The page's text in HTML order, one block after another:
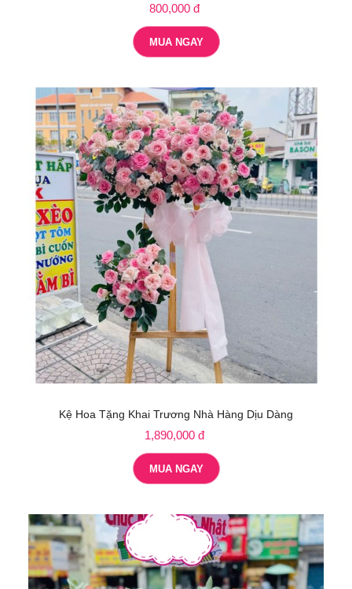
800,000 đ
MUA NGAY
Kệ Hoa Tặng Khai Trương Nhà Hàng Dịu Dàng
1,890,000 đ
MUA NGAY